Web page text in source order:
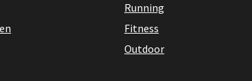
Running
Fitness
Outdoor